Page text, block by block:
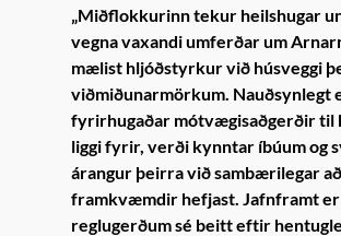
„Miðflokkurinn tekur heilshugar
vegna vaxandi umferðar um
mælist hljóðstyrkur við húsveggi
viðmiðunarmörkum. Nauðsynlegt
fyrirhugaðar mótvægisaðgerðir
liggi fyrir, verði kynntar íbúum og
árangur þeirra við sambærilegar
framkvæmdir hefjast. Jafnframt er
reglugerðum sé beitt eftir